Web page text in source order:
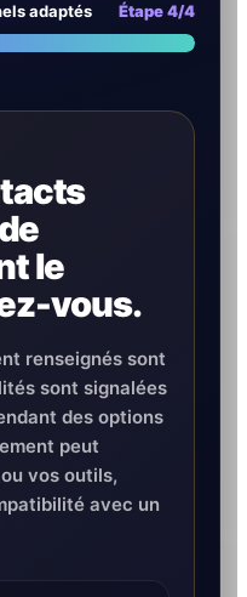
adaptés Étape 4/4
le
vous.
renseignés sont
sont signalées
des options
peut
vos outils,
avec un